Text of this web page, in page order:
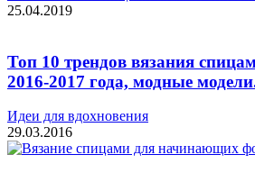
25.04.2019
Топ 10 трендов вязания
2016-2017 года, модные
Идеи для вдохновения
29.03.2016